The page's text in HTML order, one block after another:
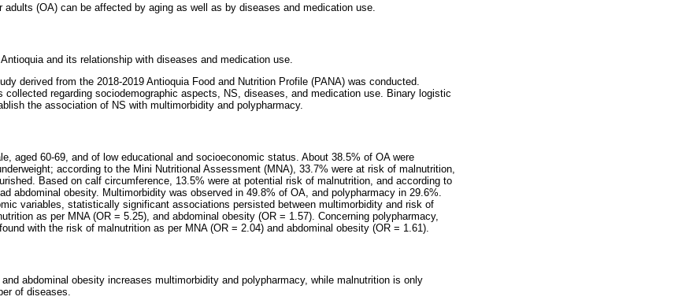
adults (OA) can be affected by aging as well as by diseases and medication use.
and its relationship with diseases and medication use.
derived from the 2018-2019 Antioquia Food and Nutrition Profile (PANA) was conducted.
collected regarding sociodemographic aspects, NS, diseases, and medication use. Binary logistic
the association of NS with multimorbidity and polypharmacy.
aged 60-69, and of low educational and socioeconomic status. About 38.5% of OA were
according to the Mini Nutritional Assessment (MNA), 33.7% were at risk of malnutrition,
Based on calf circumference, 13.5% were at potential risk of malnutrition, and according to
abdominal obesity. Multimorbidity was observed in 49.8% of OA, and polypharmacy in 29.6%.
variables, statistically significant associations persisted between multimorbidity and risk of
as per MNA (OR = 5.25), and abdominal obesity (OR = 1.57). Concerning polypharmacy,
with the risk of malnutrition as per MNA (OR = 2.04) and abdominal obesity (OR = 1.61).
abdominal obesity increases multimorbidity and polypharmacy, while malnutrition is only
of diseases.